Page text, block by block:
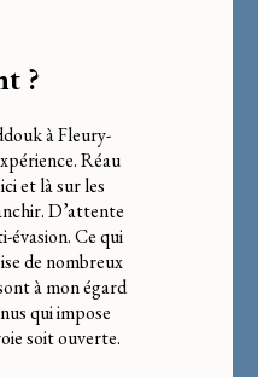
?
à Fleury-
Réau
et là sur les
D’attente
évasion. Ce qui
de nombreux
à mon égard
qui impose
soit ouverte.